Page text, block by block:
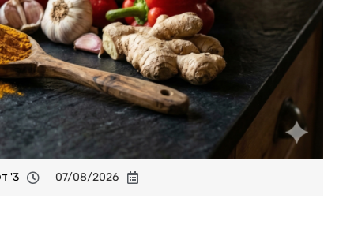
07/08/2026 3' דק קריאה